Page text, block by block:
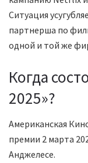
Ситуация
партнерша по
одной и той же
Когда
2025»?
Американская
премии 2 марта
Анджелесе.